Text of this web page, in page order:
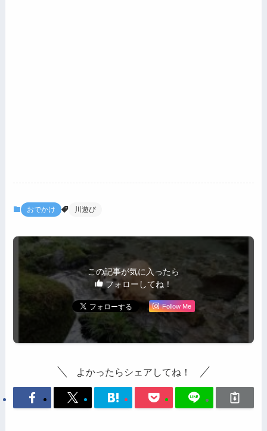
おでかけ 川遊び
この記事が気に入ったら
フォローしてね！
Follow Me
よかったらシェアしてね！